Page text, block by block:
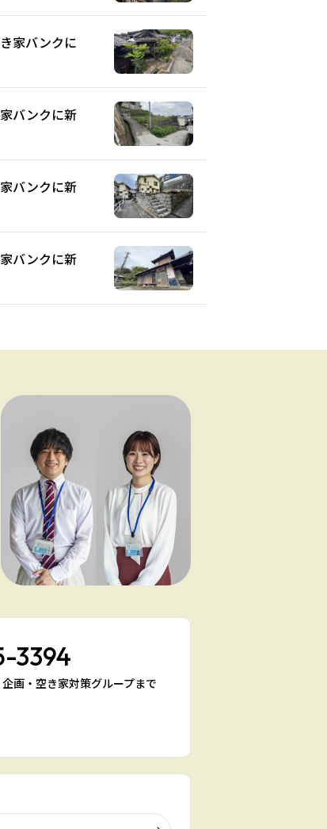
家バンクに
バンクに新
バンクに新
バンクに新
3394
画・空き家対策グループまで